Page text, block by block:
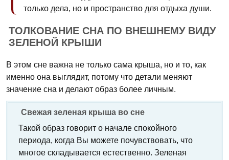
только дела, но и пространство для отдыха души.
ТОЛКОВАНИЕ СНА ПО ВНЕШНЕМУ ВИДУ
ЗЕЛЕНОЙ КРЫШИ
В этом сне важна не только сама крыша, но и то, как
именно она выглядит, потому что детали меняют
значение сна и делают образ более личным.
Свежая зеленая крыша во сне
Такой образ говорит о начале спокойного
периода, когда Вы можете почувствовать, что
многое складывается естественно. Зеленая